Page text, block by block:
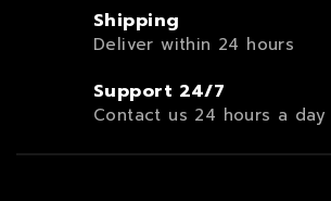
Shipping
Deliver within 24 hours
Support 24/7
Contact us 24 hours a day